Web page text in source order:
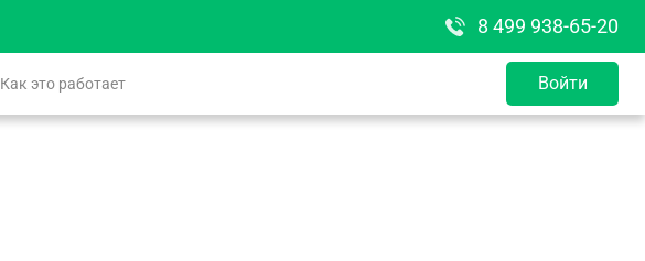
8 499 938-65-20
Как это работает Войти